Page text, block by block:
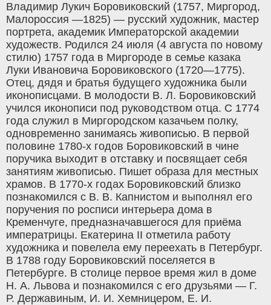
Владимир Лукич Боровиковский (1757, Миргород,
Малороссия —1825) — русский художник, мастер
портрета, академик Императорской академии
художеств. Родился 24 июля (4 августа по новому
стилю) 1757 года в Миргороде в семье казака
Луки Ивановича Боровиковского (1720—1775).
Отец, дядя и братья будущего художника были
иконописцами. В молодости В. Л. Боровиковский
учился иконописи под руководством отца. С 1774
года служил в Миргородском казачьем полку,
одновременно занимаясь живописью. В первой
половине 1780-х годов Боровиковский в чине
поручика выходит в отставку и посвящает себя
занятиям живописью. Пишет образа для местных
храмов. В 1770-х годах Боровиковский близко
познакомился с В. В. Капнистом и выполнял его
поручения по росписи интерьера дома в
Кременчуге, предназначавшегося для приёма
императрицы. Екатерина II отметила работу
художника и повелела ему переехать в Петербург.
В 1788 году Боровиковский поселяется в
Петербурге. В столице первое время жил в доме
Н. А. Львова и познакомился с его друзьями — Г.
Р. Державиным, И. И. Хемницером, Е. И.